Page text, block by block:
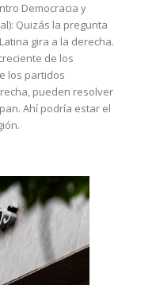
Democracia y
Quizás la pregunta
gira a la derecha.
de los
los partidos
pueden resolver
Ahí podría estar el